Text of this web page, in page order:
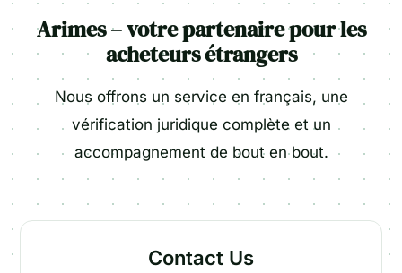
Arimes – votre partenaire pour les
acheteurs étrangers
Nous offrons un service en français, une
vérification juridique complète et un
accompagnement de bout en bout.
Contact Us